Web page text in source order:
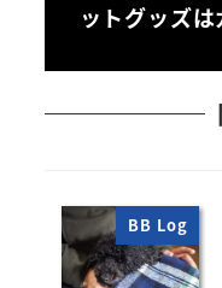
ットグッズ
BB Log